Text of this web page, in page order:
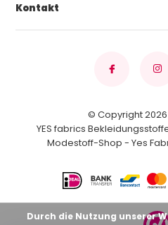
Kontakt
© Copyright 2026
YES fabrics
Modestoff-Shop - Yes
Durch die Nutzung unserer